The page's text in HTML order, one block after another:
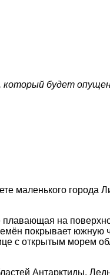
который будет
маленького города
на
покрывает
с открытым морем
Антарктиды.